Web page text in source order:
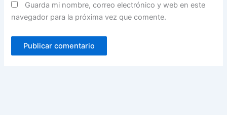
Guarda mi nombre, correo electrónico y web en este
navegador para la próxima vez que comente.